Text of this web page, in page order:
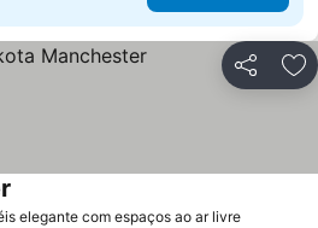
Partilhar
elegante com espaços ao ar livre